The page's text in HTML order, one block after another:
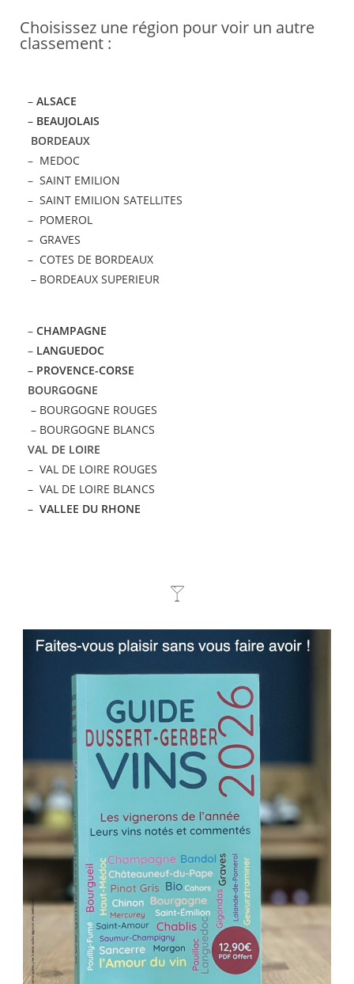
Choisissez une région pour voir un autre
classement :
– ALSACE
– BEAUJOLAIS
BORDEAUX
– MEDOC
– SAINT EMILION
– SAINT EMILION SATELLITES
– POMEROL
– GRAVES
– COTES DE BORDEAUX
– BORDEAUX SUPERIEUR
– CHAMPAGNE
– LANGUEDOC
– PROVENCE-CORSE
BOURGOGNE
– BOURGOGNE ROUGES
– BOURGOGNE BLANCS
VAL DE LOIRE
– VAL DE LOIRE ROUGES
– VAL DE LOIRE BLANCS
– VALLEE DU RHONE